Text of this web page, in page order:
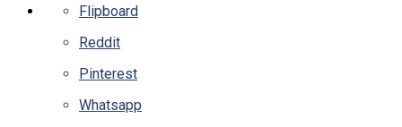
Flipboard
Reddit
Pinterest
Whatsapp